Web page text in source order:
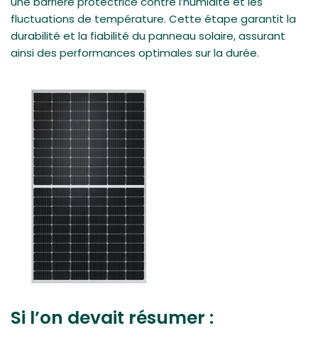
fluctuations de température. Cette étape garantit la
durabilité et la fiabilité du panneau solaire, assurant
ainsi des performances optimales sur la durée.
Si l’on devait résumer :